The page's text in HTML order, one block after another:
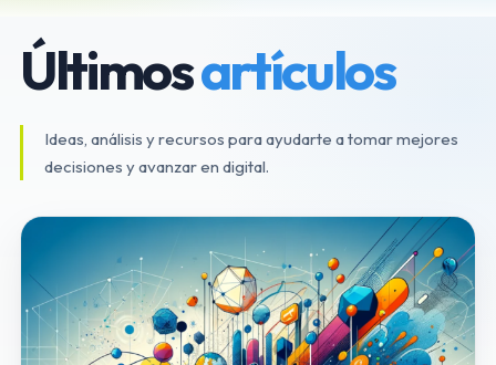
Últimosartículos
Ideas, análisis y recursos para ayudarte a tomar mejores
decisiones y avanzar en digital.